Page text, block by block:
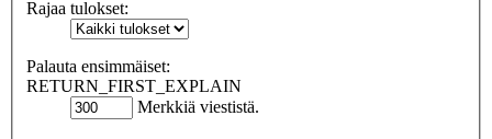
Rajaa tulokset:
Palauta ensimmäiset:
RETURN_FIRST_EXPLAIN
Merkkiä viestistä.